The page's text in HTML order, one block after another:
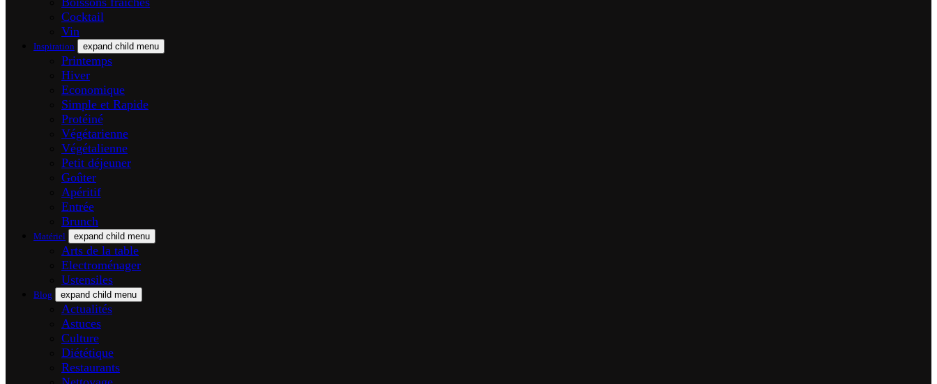
Cocktail
Vin
Inspiration expand child menu
Printemps
Hiver
Economique
Simple et Rapide
Protéiné
Végétarienne
Végétalienne
Petit déjeuner
Goûter
Apéritif
Entrée
Brunch
Matériel expand child menu
Arts de la table
Electroménager
Ustensiles
Blog expand child menu
Actualités
Astuces
Culture
Diététique
Restaurants